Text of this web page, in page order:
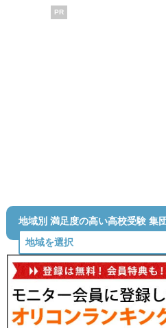
PR
地域別 満足度の高い高校受験 集